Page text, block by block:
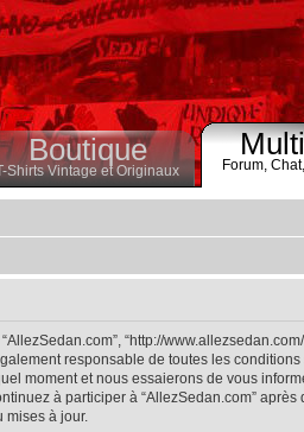
Boutique
Shirts Vintage et Originaux Forum, Chat,
“http://
responsable de toutes les
moment et nous essaierons de vous
à participer à “AllezSedan.com”
mises à jour.